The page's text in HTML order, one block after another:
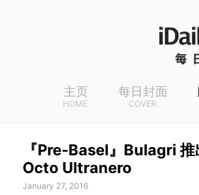
主页
HOME
每日封面
COVER
『Pre-Basel』Bulagri
Octo Ultranero
January 27, 2016